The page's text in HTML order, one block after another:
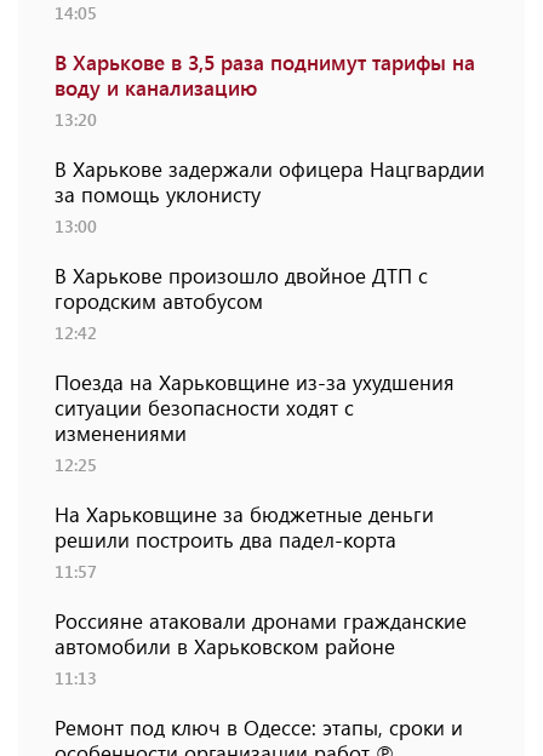
14:05
В Харькове в 3,5 раза поднимут тарифы на
воду и канализацию
13:20
В Харькове задержали офицера Нацгвардии
за помощь уклонисту
13:00
В Харькове произошло двойное ДТП с
городским автобусом
12:42
Поезда на Харьковщине из-за ухудшения
ситуации безопасности ходят с
изменениями
12:25
На Харьковщине за бюджетные деньги
решили построить два падел-корта
11:57
Россияне атаковали дронами гражданские
автомобили в Харьковском районе
11:13
Ремонт под ключ в Одессе: этапы, сроки и